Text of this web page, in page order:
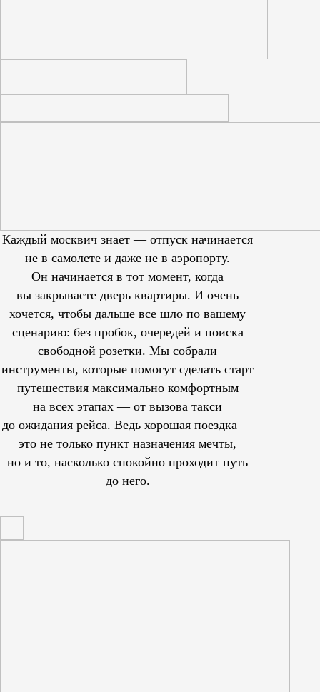
Каждый москвич знает — отпуск начинается
не в самолете и даже не в аэропорту.
Он начинается в тот момент, когда
вы закрываете дверь квартиры. И очень
хочется, чтобы дальше все шло по вашему
сценарию: без пробок, очередей и поиска
свободной розетки. Мы собрали
инструменты, которые помогут сделать старт
путешествия максимально комфортным
на всех этапах — от вызова такси
до ожидания рейса. Ведь хорошая поездка —
это не только пункт назначения мечты,
но и то, насколько спокойно проходит путь
до него.